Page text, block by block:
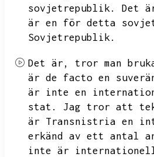
sovjetrepublik.
Det
är en för detta
Sovjetrepublik.
Det är,
tror man
är de facto en
är inte en
stat.
Jag tror att
är Transnistria en
erkänd av ett antal
inte är